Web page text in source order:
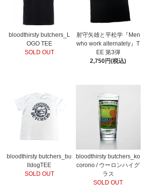
bloodthirsty butchers_L
OGO TEE
SOLD OUT
射守矢雄と平松学『Men
who work alternately』T
EE 第3弾
2,750円(税込)
bloodthirsty butchers_bu
lldogTEE
SOLD OUT
bloodthirsty butchers_ko
corono / ウーロンハイグ
ラス
SOLD OUT